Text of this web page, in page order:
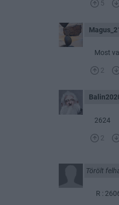
5
Most
2
2624
2
Törölt
R :